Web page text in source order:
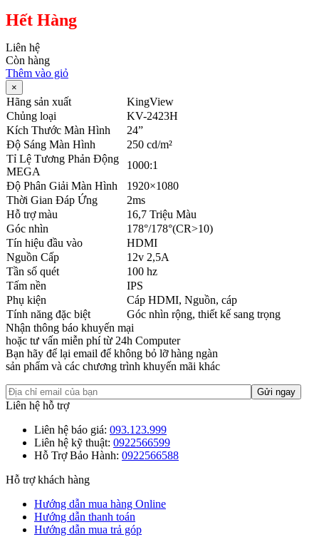
Hết Hàng
Liên hệ
Còn hàng
Thêm vào giỏ
×
Hãng sản xuất
KingView
Chủng loại
KV-2423H
Kích Thước Màn Hình
24”
Độ Sáng Màn Hình
250 cd/m²
Tỉ Lệ Tương Phản Động
MEGA
1000:1
Độ Phân Giải Màn Hình
1920×1080
Thời Gian Đáp Ứng
2ms
Hỗ trợ màu
16,7 Triệu Màu
Góc nhìn
178°/178°(CR>10)
Tín hiệu đầu vào
HDMI
Nguồn Cấp
12v 2,5A
Tần số quét
100 hz
Tấm nền
IPS
Phụ kiện
Cáp HDMI, Nguồn, cáp
Tính năng đặc biệt
Góc nhìn rộng, thiết kế sang trọng
Nhận thông báo khuyến mại
hoặc tư vấn miễn phí từ 24h Computer
Bạn hãy để lại email để không bỏ lỡ hàng ngàn
sản phẩm và các chương trình khuyến mãi khác
Liên hệ hỗ trợ
Liên hệ báo giá: 093.123.999
Liên hệ kỹ thuật: 0922566599
Hỗ Trợ Bảo Hành: 0922566588
Hỗ trợ khách hàng
Hướng dẫn mua hàng Online
Hướng dẫn thanh toán
Hướng dẫn mua trả góp